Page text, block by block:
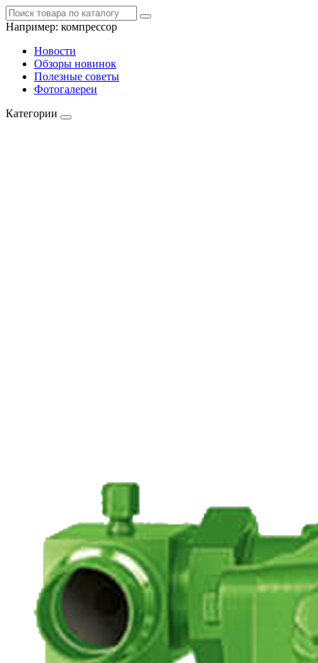
Например: компрессор
Новости
Обзоры новинок
Полезные советы
Фотогалереи
Категории